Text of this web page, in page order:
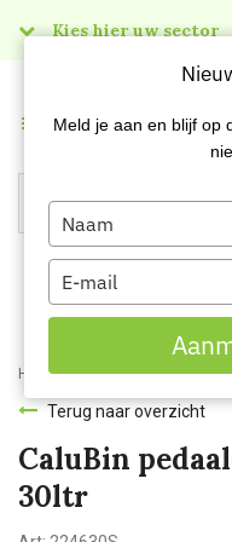
Kies hier uw sector
Menu
Home Webshop Afvalbakken
Terug naar overzicht
CaluBin
30ltr
Meld je aan en blijf op
Type
your
name
Type
your
email